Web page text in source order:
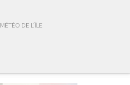
MÉTÉO DE L'ÎLE